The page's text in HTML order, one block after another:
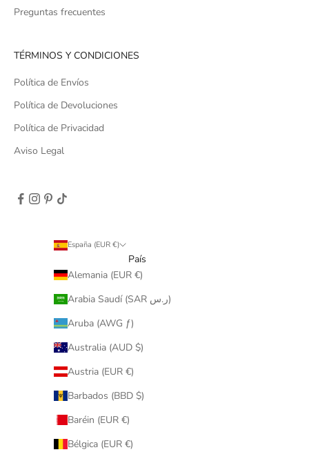
Preguntas frecuentes
TÉRMINOS Y CONDICIONES
Política de Envíos
Política de Devoluciones
Política de Privacidad
Aviso Legal
España (EUR €)
País
Alemania (EUR €)
Arabia Saudí (SAR ر.س)
Aruba (AWG ƒ)
Australia (AUD $)
Austria (EUR €)
Barbados (BBD $)
Baréin (EUR €)
Bélgica (EUR €)